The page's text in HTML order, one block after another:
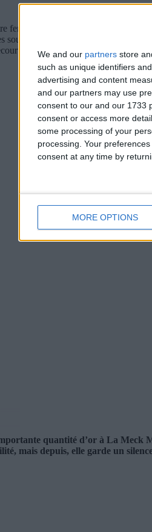
We and our partners store
such as unique identifiers
advertising and content
and our partners may use
consent to our and our 1733
consent or access more
some processing of your
processing. Your
consent at any time by
MORE OPTIONS
femmes étaient descendues dans
sous des tonnes de débris. Deux
à temps.
quantité d’or à La
mais depuis, elle garde un